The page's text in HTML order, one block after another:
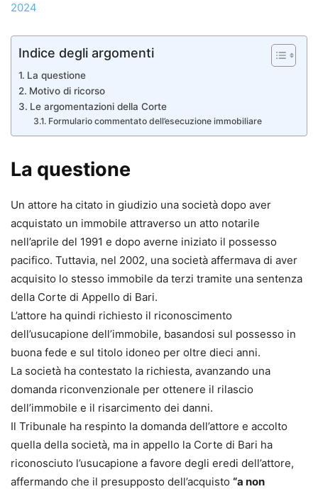
2024
Indice degli argomenti
La questione
Motivo di ricorso
Le argomentazioni della Corte
Formulario commentato dell’esecuzione immobiliare
La questione
Un attore ha citato in giudizio una società dopo aver
acquistato un immobile attraverso un atto notarile
nell’aprile del 1991 e dopo averne iniziato il possesso
pacifico. Tuttavia, nel 2002, una società affermava di aver
acquisito lo stesso immobile da terzi tramite una sentenza
della Corte di Appello di Bari.
L’attore ha quindi richiesto il riconoscimento
dell’usucapione dell’immobile, basandosi sul possesso in
buona fede e sul titolo idoneo per oltre dieci anni.
La società ha contestato la richiesta, avanzando una
domanda riconvenzionale per ottenere il rilascio
dell’immobile e il risarcimento dei danni.
Il Tribunale ha respinto la domanda dell’attore e accolto
quella della società, ma in appello la Corte di Bari ha
riconosciuto l’usucapione a favore degli eredi dell’attore,
affermando che il presupposto dell’acquisto “a non